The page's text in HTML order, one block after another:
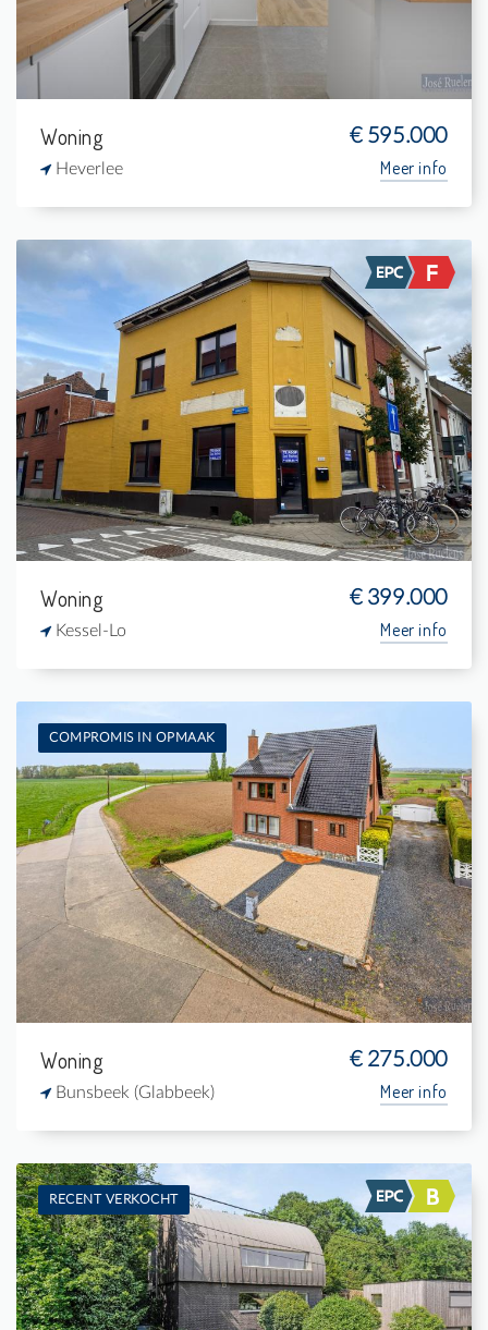
Woning € 595.000
Heverlee Meer info
Te koop:
1
126 m²
161 m²
Woning € 399.000
Kessel-Lo Meer info
COMPROMIS IN OPMAAK
Te koop: Woning
3
2.810 m²
1
177 m²
Woning € 275.000
Bunsbeek (Glabbeek) Meer info
RECENT VERKOCHT
Te koop: Woning